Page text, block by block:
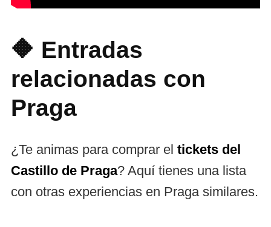
🔶 Entradas
relacionadas con
Praga
¿Te animas para comprar el tickets del
Castillo de Praga? Aquí tienes una lista
con otras experiencias en Praga similares.